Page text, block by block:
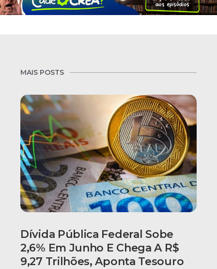
MAIS POSTS
Dívida Pública Federal Sobe
2,6% Em Junho E Chega A R$
9,27 Trilhões, Aponta Tesouro